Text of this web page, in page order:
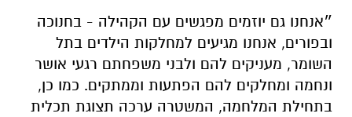
״אנחנו גם יוזמים מפגשים עם הקהילה - בחנוכה
ובפורים, אנחנו מגיעים למחלקות הילדים בתל
השומר, מעניקים להם ולבני משפחתם רגעי אושר
ונחמה ומחלקים להם הפתעות וממתקים. כמו כן,
בתחילת המלחמה, המשטרה ערכה תצוגת תכלית